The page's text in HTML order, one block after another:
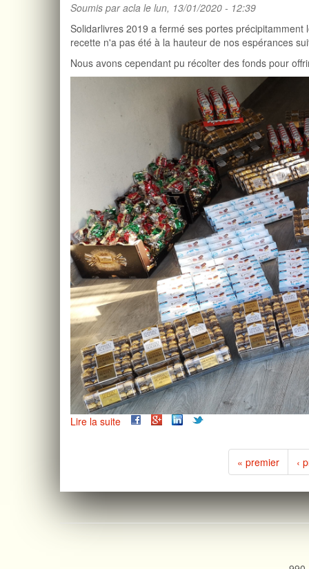
Soumis paracla le lun, 13/01/2020 - 12:39
Solidarlivres 2019 a fermé ses portes
recette n'a pas été à la hauteur de nos espérances
Nous avons cependant pu récolter des fonds pour
Lire la suite de
« premier
‹